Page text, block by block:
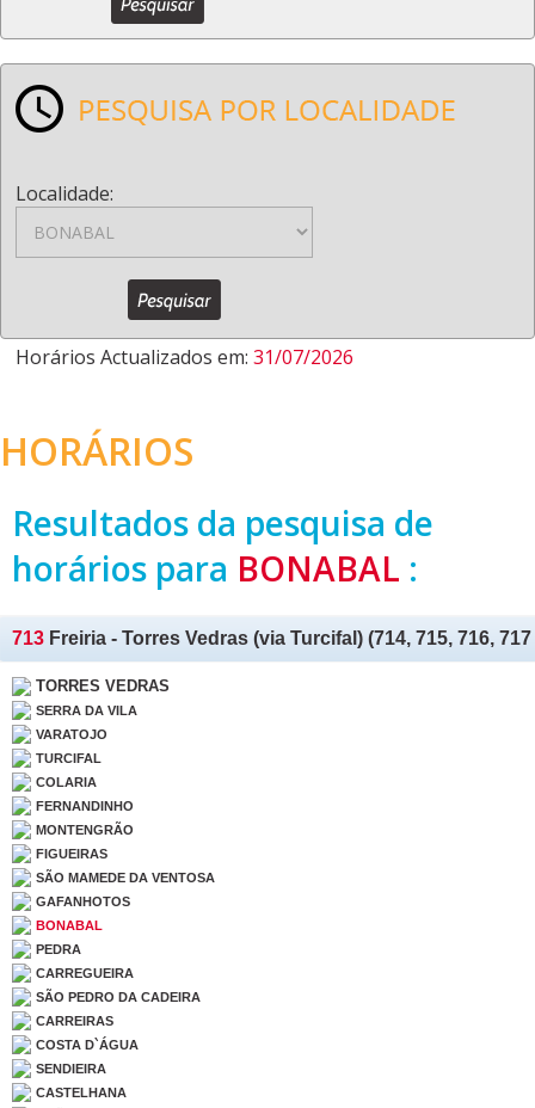
Localidade:
Horários Actualizados em: 31/07/2026
HORÁRIOS
Resultados da pesquisa de
horários para BONABAL :
713 Freiria - Torres Vedras (via Turcifal) (714, 715, 716, 717
TORRES VEDRAS
SERRA DA VILA
VARATOJO
TURCIFAL
COLARIA
FERNANDINHO
MONTENGRÃO
FIGUEIRAS
SÃO MAMEDE DA VENTOSA
GAFANHOTOS
BONABAL
PEDRA
CARREGUEIRA
SÃO PEDRO DA CADEIRA
CARREIRAS
COSTA D`ÁGUA
SENDIEIRA
CASTELHANA